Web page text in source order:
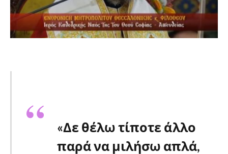
«Δε θέλω τίποτε άλλο
παρά να μιλήσω απλά,